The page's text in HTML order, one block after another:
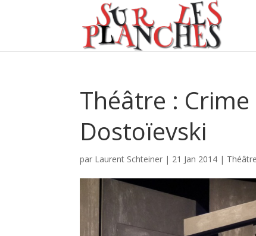
Théâtre :
Dostoïevski
par Laurent Schteiner | 21 Jan 2014 | Théâtre